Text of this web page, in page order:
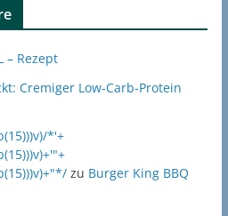
– Rezept
Cremiger Low-Carb-Protein
*'+
zu Burger King BBQ